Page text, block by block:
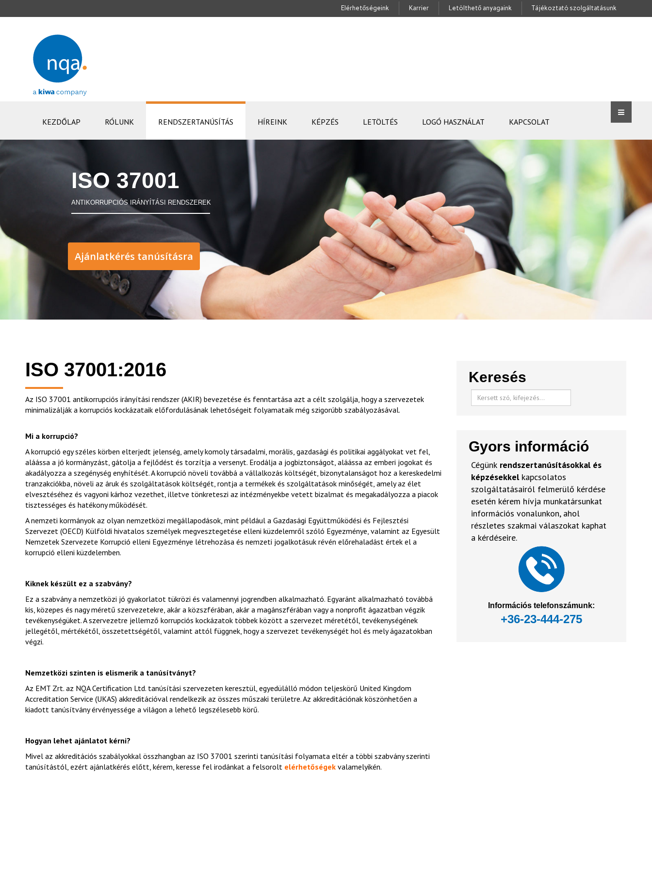
Elérhetőségeink Karrier Letölthető anyagaink Tájékoztató szolgáltatásunk
KEZDŐLAP RÓLUNK RENDSZERTANÚSÍTÁS HÍREINK KÉPZÉS LETÖLTÉS LOGÓ HASZNÁLAT KAPCSOLAT
ANTIKORRUPCIÓS IRÁNYÍTÁSI RENDSZEREK
ISO 37001
Ajánlatkérés tanúsításra
ISO 37001:2016
Az ISO 37001 antikorrupciós irányítási rendszer (AKIR) bevezetése és fenntartása azt a célt szolgálja, hogy a szervezetek
minimalizálják a korrupciós kockázataik előfordulásának lehetőségeit folyamataik még szigorúbb szabályozásával.
Mi a korrupció?
A korrupció egy széles körben elterjedt jelenség, amely komoly társadalmi, morális, gazdasági és politikai aggályokat vet fel,
aláássa a jó kormányzást, gátolja a fejlődést és torzítja a versenyt. Erodálja a jogbiztonságot, aláássa az emberi jogokat és
akadályozza a szegénység enyhítését. A korrupció növeli továbbá a vállalkozás költségét, bizonytalanságot hoz a kereskedelmi
tranzakciókba, növeli az áruk és szolgáltatások költségét, rontja a termékek és szolgáltatások minőségét, amely az élet
elvesztéséhez és vagyoni kárhoz vezethet, illetve tönkreteszi az intézményekbe vetett bizalmat és megakadályozza a piacok
tisztességes és hatékony működését.
A nemzeti kormányok az olyan nemzetközi megállapodások, mint például a Gazdasági Együttműködési és Fejlesztési
Szervezet (OECD) Külföldi hivatalos személyek megvesztegetése elleni küzdelemről szóló Egyezménye, valamint az Egyesült
Nemzetek Szervezete Korrupció elleni Egyezménye létrehozása és nemzeti jogalkotásuk révén előrehaladást értek el a
korrupció elleni küzdelemben.
Kiknek készült ez a szabvány?
Ez a szabvány a nemzetközi jó gyakorlatot tükrözi és valamennyi jogrendben alkalmazható. Egyaránt alkalmazható továbbá
kis, közepes és nagy méretű szervezetekre, akár a közszférában, akár a magánszférában vagy a nonprofit ágazatban végzik
tevékenységüket. A szervezetre jellemző korrupciós kockázatok többek között a szervezet méretétől, tevékenységének
jellegétől, mértékétől, összetettségétől, valamint attól függnek, hogy a szervezet tevékenységét hol és mely ágazatokban
végzi.
Nemzetközi szinten is elismerik a tanúsítványt?
Az EMT Zrt. az NQA Certification Ltd. tanúsítási szervezeten keresztül, egyedülálló módon teljeskörű United Kingdom
Accreditation Service (UKAS) akkreditációval rendelkezik az összes műszaki területre. Az akkreditációnak köszönhetően a
kiadott tanúsítvány érvényessége a világon a lehető legszélesebb körű.
Hogyan lehet ajánlatot kérni?
Mivel az akkreditációs szabályokkal összhangban az ISO 37001 szerinti tanúsítási folyamata eltér a többi szabvány szerinti
tanúsítástól, ezért ajánlatkérés előtt, kérem, keresse fel irodánkat a felsorolt elérhetőségek valamelyikén.
Keresés
Gyors információ
Cégünk rendszertanúsításokkal és
képzésekkel kapcsolatos
szolgáltatásairól felmerülő kérdése
esetén kérem hívja munkatársunkat
információs vonalunkon, ahol
részletes szakmai válaszokat kaphat
a kérdéseire.
Információs telefonszámunk:
+36-23-444-275